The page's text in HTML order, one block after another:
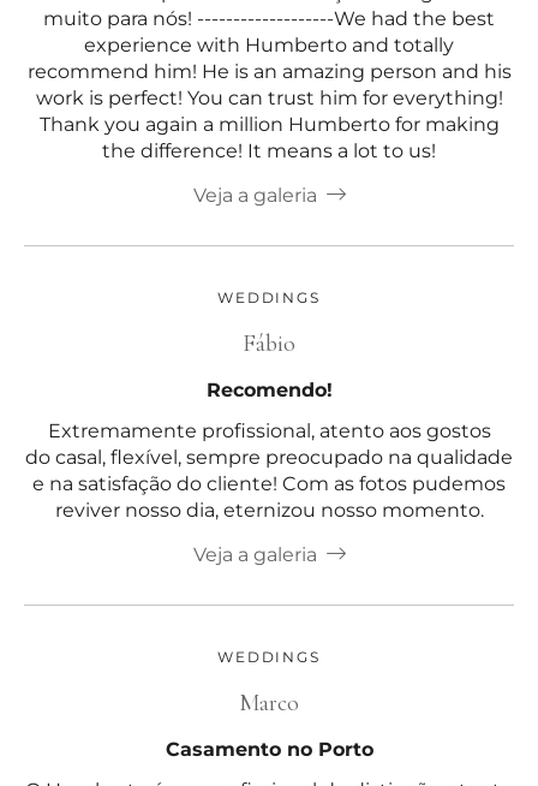
muito para nós! -------------------We had the best
experience with Humberto and totally
recommend him! He is an amazing person and his
work is perfect! You can trust him for everything!
Thank you again a million Humberto for making
the difference! It means a lot to us!
Veja a galeria
WEDDINGS
Fábio
Recomendo!
Extremamente profissional, atento aos gostos
do casal, flexível, sempre preocupado na qualidade
e na satisfação do cliente! Com as fotos pudemos
reviver nosso dia, eternizou nosso momento.
Veja a galeria
WEDDINGS
Marco
Casamento no Porto